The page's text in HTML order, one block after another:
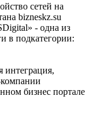
сетей на
bizneskz.su
- одна из
в подкатегории:
бизнес портале